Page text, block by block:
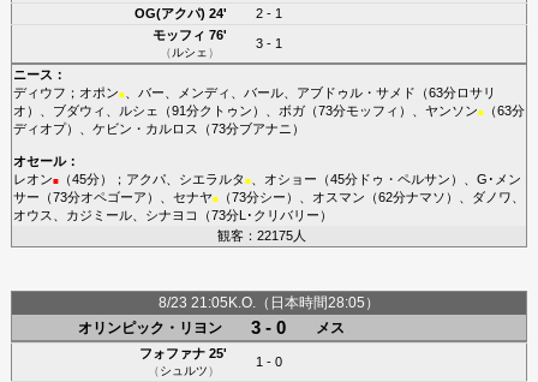
OG(アクパ) 24'
2 - 1
モッフィ 76'
（ルシェ ）
3 - 1
ニース ：
ディウフ ； オポン■、 バー メンディ バール、 アブドゥル・サメド （63分ロサリ
オ ）、 ブダウィ ルシェ （91分クトゥン ）、 ボガ（73分モッフィ ）、 ヤンソン■（63分
ディオプ）、 ケビン・カルロス （73分ブアナニ ）
オセール：
レオン■（45分）； アクパ、 シエラルタ ■、 オショー （45分ドゥ・ペルサン ）、 G･メン
サー （73分オペゴーア ）、 セナヤ■（73分シー ）、 オスマン （62分ナマソ ）、 ダノワ
オウス
カジミール、 シナヨコ （73分L･クリバリー ）
観客：22175人
8/23 21:05K.O.（日本時間28:05）
オリンピック・リヨン
3 - 0 メス
フォファナ25'
（シュルツ）
1 - 0